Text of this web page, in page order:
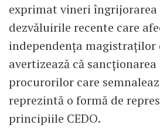
exprimat vineri îngrijorarea
dezvăluirile recente care
independența magistraților
avertizează că
procurorilor care
reprezintă o formă de
principiile CEDO.